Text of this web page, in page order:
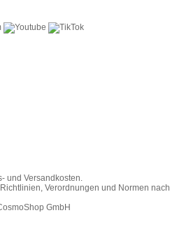
und Versandkosten.
Verordnungen und Normen nach
GmbH